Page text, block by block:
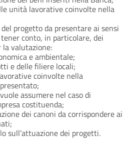
unità lavorative coinvolte nella
progetto da presentare ai sensi
conto, in particolare, dei
valutazione:
e ambientale;
e delle filiere locali;
coinvolte nella
assumere nel caso di
costituenda;
dei canoni da corrispondere ai
sull’attuazione dei progetti.